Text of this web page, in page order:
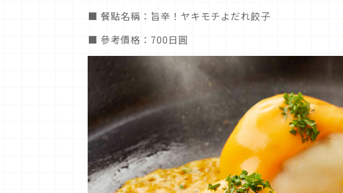
■ 餐點名稱：旨辛！ヤキモチよだれ餃子
■ 參考價格：700日圓